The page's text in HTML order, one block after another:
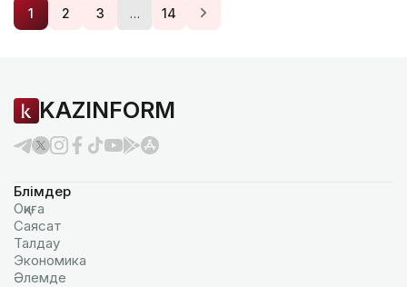
1 2 3 … 14
KAZINFORM
Бөлімдер
Оқиға
Саясат
Талдау
Экономика
Әлемде